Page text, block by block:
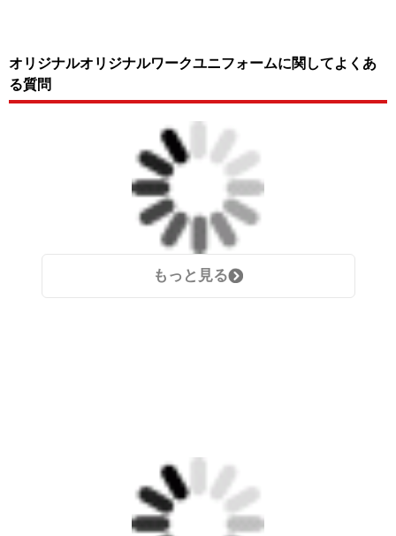
オリジナルオリジナルワークユニフォームに関してよくあ
る質問
もっと見る